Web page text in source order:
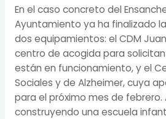
En el caso concreto del
Ayuntamiento ya ha finalizado
dos equipamientos: el CDM
centro de acogida para
están en funcionamiento, y el
Sociales y de Alzheimer, cuya
para el próximo mes de febrero.
construyendo una escuela